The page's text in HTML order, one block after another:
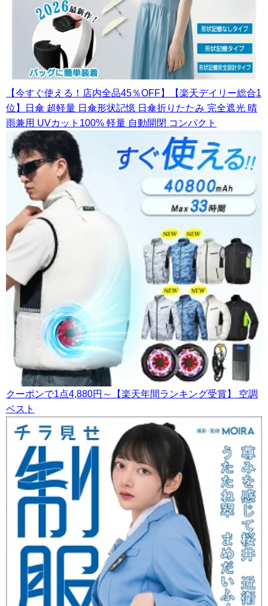
【今すぐ使える！店内全品45％OFF】【楽天デイリー総合1
位】日傘 超軽量 日傘形状記憶 日傘折りたたみ 完全遮光 晴
雨兼用 UVカット100% 軽量 自動開閉 コンパクト
クーポンで1点4,880円～【楽天年間ランキング受賞】 空調
ベスト